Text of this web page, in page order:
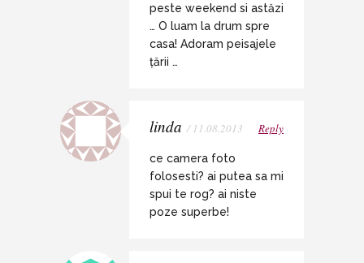
peste weekend si astăzi
… O luam la drum spre
casa! Adoram peisajele
țării …
linda / 11.08.2013 Reply
ce camera foto
folosesti? ai putea sa mi
spui te rog? ai niste
poze superbe!